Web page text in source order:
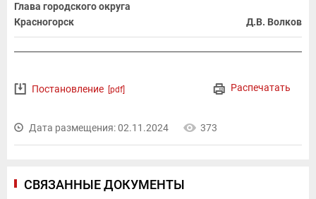
Глава городского округа
Красногорск
Д.В. Волков
Распечатать
Постановление [pdf]
Дата размещения: 02.11.2024 373
СВЯЗАННЫЕ ДОКУМЕНТЫ